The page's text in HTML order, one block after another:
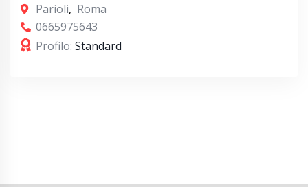
Parioli, Roma
0665975643
Profilo: Standard